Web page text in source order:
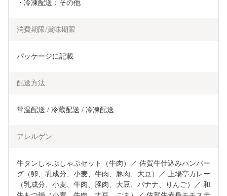
・冷凍配送：その他
消費期限/賞味期限
パッケージに記載
配送方法
常温配送 / 冷蔵配送 / 冷凍配送
アレルゲン
牛タンしゃぶしゃぶセット（牛肉）／ 佐賀牛仕込みハンバー
グ（卵、乳成分、小麦、牛肉、豚肉、大豆）／ 上場亭カレー
（乳成分、小麦、牛肉、豚肉、大豆、バナナ、りんご）／ 和